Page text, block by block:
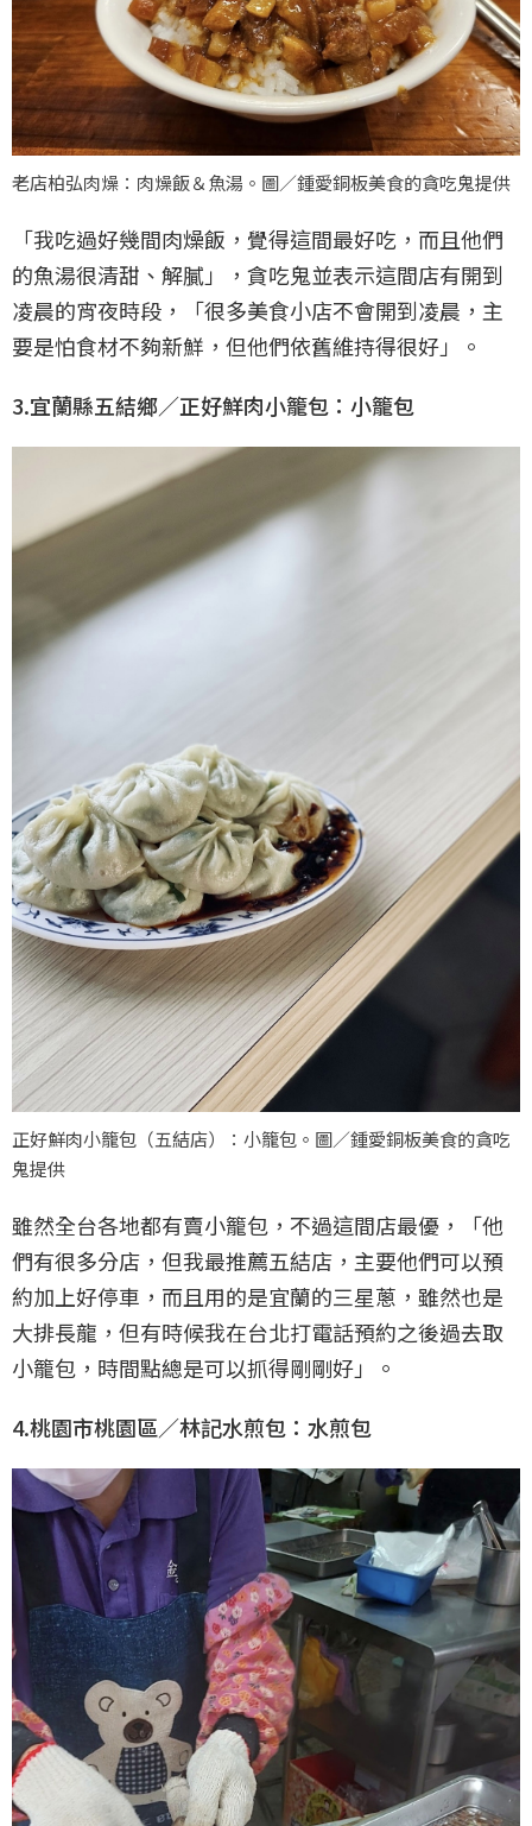
老店柏弘肉燥：肉燥飯＆魚湯。圖／鍾愛銅板美食的貪吃鬼提供
「我吃過好幾間肉燥飯，覺得這間最好吃，而且他們
的魚湯很清甜、解膩」，貪吃鬼並表示這間店有開到
凌晨的宵夜時段，「很多美食小店不會開到凌晨，主
要是怕食材不夠新鮮，但他們依舊維持得很好」。
3.宜蘭縣五結鄉／正好鮮肉小籠包：小籠包
正好鮮肉小籠包（五結店）：小籠包。圖／鍾愛銅板美食的貪吃
鬼提供
雖然全台各地都有賣小籠包，不過這間店最優，「他
們有很多分店，但我最推薦五結店，主要他們可以預
約加上好停車，而且用的是宜蘭的三星蔥，雖然也是
大排長龍，但有時候我在台北打電話預約之後過去取
小籠包，時間點總是可以抓得剛剛好」。
4.桃園市桃園區／林記水煎包：水煎包